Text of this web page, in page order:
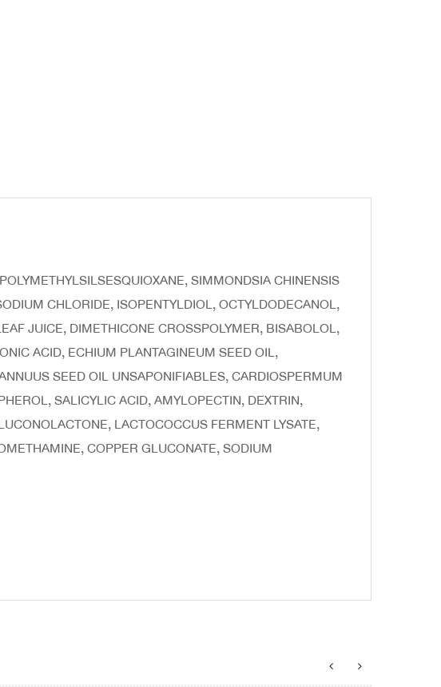
SIMMONDSIA CHINENSIS
CHLORIDE, ISOPENTYLDIOL, OCTYLDODECANOL,
JUICE, DIMETHICONE CROSSPOLYMER, BISABOLOL,
ACID, ECHIUM PLANTAGINEUM SEED OIL,
SEED OIL UNSAPONIFIABLES, CARDIOSPERMUM
SALICYLIC ACID, AMYLOPECTIN, DEXTRIN,
LACTOCOCCUS FERMENT LYSATE,
COPPER GLUCONATE, SODIUM